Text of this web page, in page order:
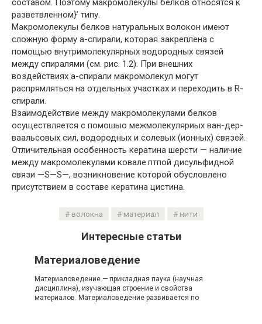
составом. Поэтому макромолекулы белков относятся к
разветвленном}’ типу.
Макромолекулы белков натуральных волокон имеют
сложную форму а-спирали, которая закреплена с
помощью внутримолекулярных водородных связей
между спиралями (см. рис. 1.2). При внешних
воздействиях а-спирали макромолекул могут
распрямляться на отдельных участках и переходить в R-
спирали.
Взаимодействие между макромолекулами белков
осуществляется с помошыо межмолекуляриых ван-дер-
ваальсовых сил, водородных и солевых (ионных) связей.
Отличительная особенность кератина шерсти — наличие
между макромолекулами ковале.птпой дисульфидной
связи —S—S—, возникновение которой обусловлено
присутствием в составе кератина цистина.
волокна материал нити
Интересные статьи
Материаловедение
Материаловедение — прикладная паука (научная
дисциплина), изучающая строение и свойства
материалов. Материаловедение развивается по